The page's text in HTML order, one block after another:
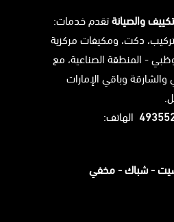
والصيانةتقدم خدمات:
دكت، ومكيفات مركزية
- المنطقة الصناعية، مع
وباقي الإمارات
الهاتف:
-شباك -مخفي